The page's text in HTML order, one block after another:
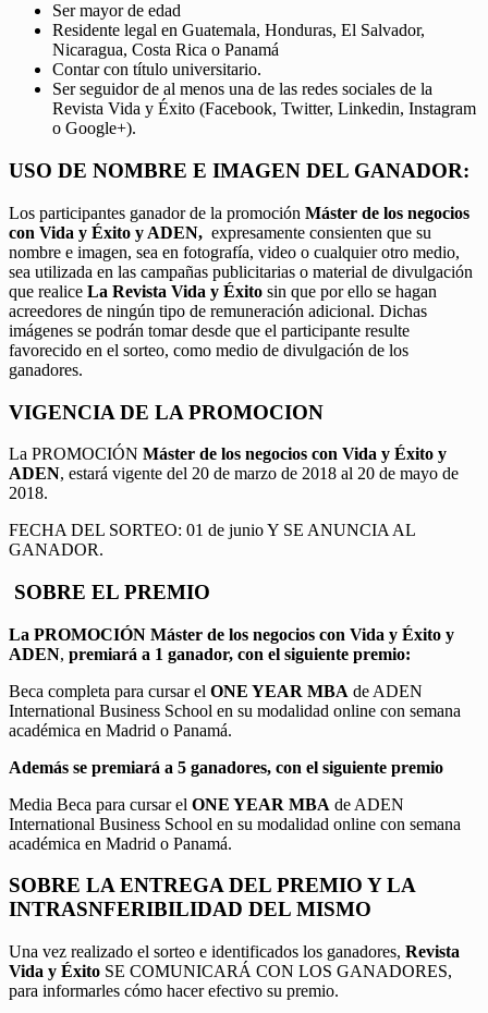
Ser mayor de edad
Residente legal en Guatemala, Honduras, El Salvador,
Nicaragua, Costa Rica o Panamá
Contar con título universitario.
Ser seguidor de al menos una de las redes sociales de la
Revista Vida y Éxito (Facebook, Twitter, Linkedin, Instagram
o Google+).
USO DE NOMBRE E IMAGEN DEL GANADOR:
Los participantes ganador de la promoción Máster de los negocios
con Vida y Éxito y ADEN, expresamente consienten que su
nombre e imagen, sea en fotografía, video o cualquier otro medio,
sea utilizada en las campañas publicitarias o material de divulgación
que realice La Revista Vida y Éxito sin que por ello se hagan
acreedores de ningún tipo de remuneración adicional. Dichas
imágenes se podrán tomar desde que el participante resulte
favorecido en el sorteo, como medio de divulgación de los
ganadores.
VIGENCIA DE LA PROMOCION
La PROMOCIÓN Máster de los negocios con Vida y Éxito y
ADEN, estará vigente del 20 de marzo de 2018 al 20 de mayo de
2018.
FECHA DEL SORTEO: 01 de junio Y SE ANUNCIA AL
GANADOR.
SOBRE EL PREMIO
La PROMOCIÓN Máster de los negocios con Vida y Éxito y
ADEN, premiará a 1 ganador, con el siguiente premio:
Beca completa para cursar el ONE YEAR MBA de ADEN
International Business School en su modalidad online con semana
académica en Madrid o Panamá.
Además se premiará a 5 ganadores, con el siguiente premio
Media Beca para cursar el ONE YEAR MBA de ADEN
International Business School en su modalidad online con semana
académica en Madrid o Panamá.
SOBRE LA ENTREGA DEL PREMIO Y LA
INTRASNFERIBILIDAD DEL MISMO
Una vez realizado el sorteo e identificados los ganadores, Revista
Vida y Éxito SE COMUNICARÁ CON LOS GANADORES,
para informarles cómo hacer efectivo su premio.